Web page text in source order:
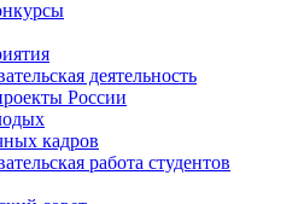
деятельность
России
кадров
работа студентов